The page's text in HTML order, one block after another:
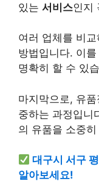
있는 서비스인지
여러 업체를 비
방법입니다. 이
명확히 할 수 있
마지막으로, 유
중하는 과정입니
의 유품을 소중
대구시 서구
알아보세요!